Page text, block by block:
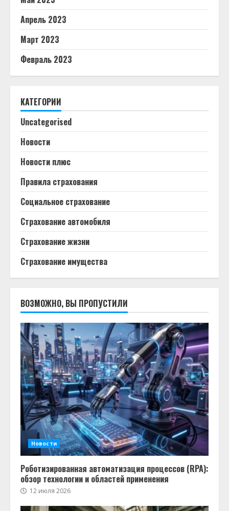
Апрель 2023
Март 2023
Февраль 2023
КАТЕГОРИИ
Uncategorised
Новости
Новости плюс
Правила страхования
Социальное страхование
Страхование автомобиля
Страхование жизни
Страхование имущества
ВОЗМОЖНО, ВЫ ПРОПУСТИЛИ
Новости
Роботизированная автоматизация процессов (RPA):
обзор технологии и областей применения
12 июля 2026